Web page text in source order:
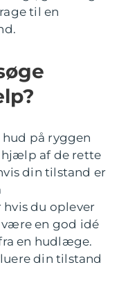
til en
på ryggen
hjælp af de rette
din tilstand er
du oplever
en god idé
en hudlæge.
din tilstand